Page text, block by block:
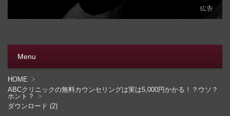
Menu
コンテンツへ移動
HOME
ABCクリニックの無料カウンセリングは実は5,000円かかる！？ウソ？
ホント？
ダウンロード (2)